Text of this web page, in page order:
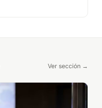
Ver sección →